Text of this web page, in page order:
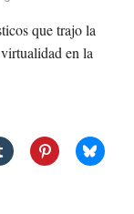
que trajo la
en la